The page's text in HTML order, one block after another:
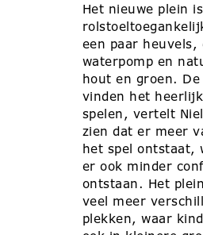
Het nieuwe plein is
een paar heuvels,
waterpomp en
hout en groen.
vinden het
spelen, vertelt
zien dat er meer
het spel ontstaat,
er ook minder
ontstaan. Het
veel meer
plekken, waar